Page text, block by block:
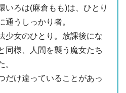
いろは(麻倉もも)は、ひとり
通うしっかり者。
少女のひとり。放課後にな
同様、人間を襲う魔女たち
。
だけ違っていることがあっ